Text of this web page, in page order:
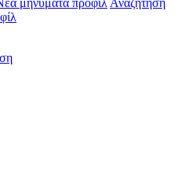
μηνύματα προφίλ Αναζήτηση